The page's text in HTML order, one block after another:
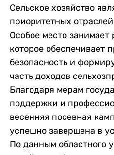
Сельское хозяйство
приоритетных
Особое место занимает
которое обеспечивает
безопасность и
часть доходов
Благодаря мерам
поддержки и
весенняя посевная
успешно завершена в
По данным областного